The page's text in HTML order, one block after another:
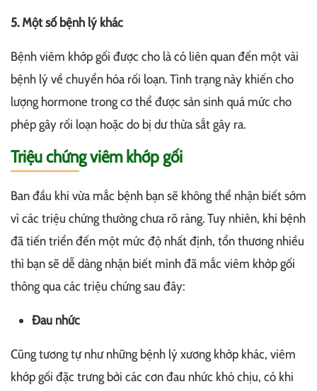
5. Một số bệnh lý khác
Bệnh viêm khớp gối được cho là có liên quan đến một vài
bệnh lý về chuyển hóa rối loạn. Tình trạng này khiến cho
lượng hormone trong cơ thể được sản sinh quá mức cho
phép gây rối loạn hoặc do bị dư thừa sắt gây ra.
Triệu chứng viêm khớp gối
Ban đầu khi vừa mắc bệnh bạn sẽ không thể nhận biết sớm
vì các triệu chứng thường chưa rõ ràng. Tuy nhiên, khi bệnh
đã tiến triển đến một mức độ nhất định, tổn thương nhiều
thì bạn sẽ dễ dàng nhận biết mình đã mắc viêm khớp gối
thông qua các triệu chứng sau đây:
Đau nhức
Cũng tương tự như những bệnh lý xương khớp khác, viêm
khớp gối đặc trưng bởi các cơn đau nhức khó chịu, có khi